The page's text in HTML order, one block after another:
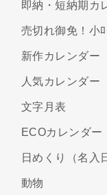
即納・短納期カ
売切れ御免！小
新作カレンダー
人気カレンダー
文字月表
ECOカレンダー
日めくり（名入
動物